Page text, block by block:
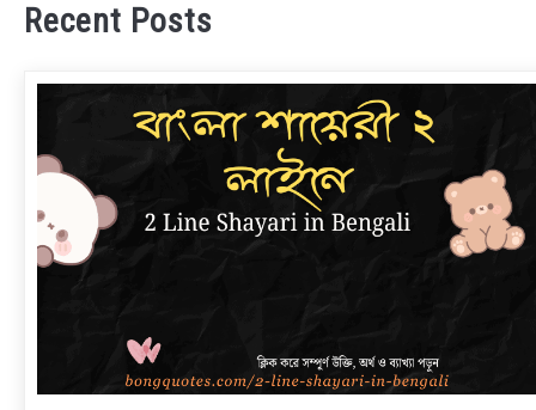
Recent Posts